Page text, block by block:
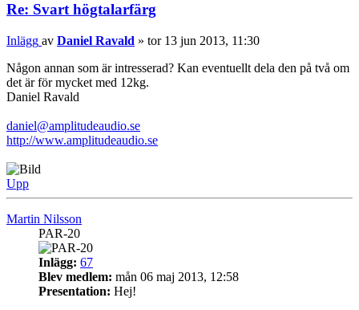
Re: Svart högtalarfärg
Inlägg av Daniel Ravald » tor 13 jun 2013, 11:30
Någon annan som är intresserad? Kan eventuellt dela den på två om
det är för mycket med 12kg.
Daniel Ravald
daniel@amplitudeaudio.se
http://www.amplitudeaudio.se
Upp
Martin Nilsson
PAR-20
Inlägg: 67
Blev medlem: mån 06 maj 2013, 12:58
Presentation: Hej!